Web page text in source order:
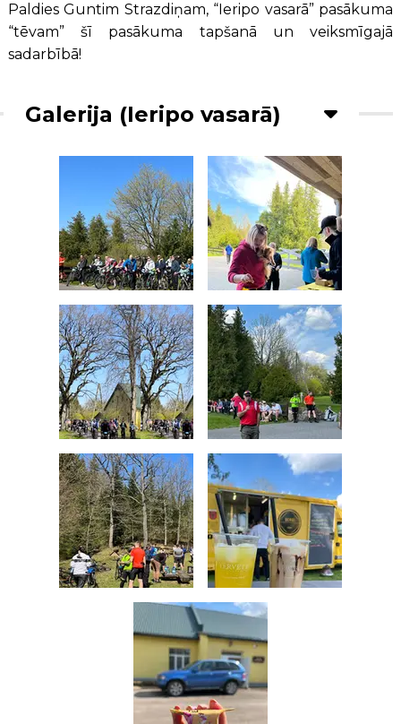
Paldies Guntim Strazdiņam, “Ieripo vasarā” pasākuma
“tēvam” šī pasākuma tapšanā un veiksmīgajā
sadarbībā!
Galerija (Ieripo vasarā)